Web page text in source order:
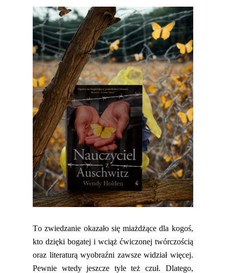
To zwiedzanie okazałosię miażdżące dla kogoś,
kto dzięki bogatej i wciąż ćwiczonej twórczością
oraz literaturą wyobraźni zawsze widział więcej.
Pewnie wtedy jeszcze tyle też czuł. Dlatego,